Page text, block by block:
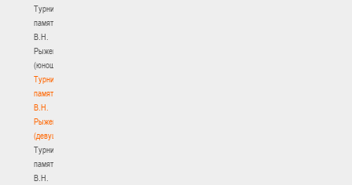
Турнир
памяти
В.Н.
Рыженкова
(юноши)
Турнир
памяти
В.Н.
Рыженкова
(девушки)
Турнир
памяти
В.Н.